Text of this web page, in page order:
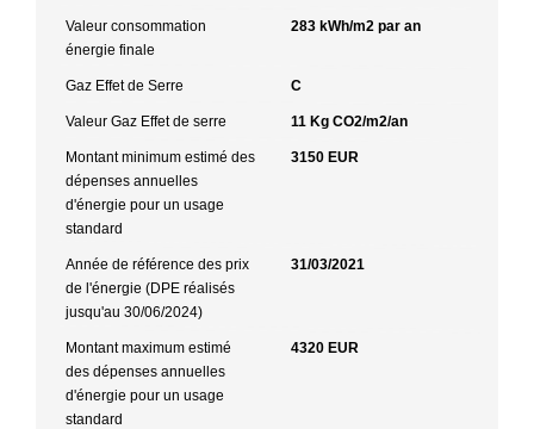
Valeur consommation
énergie finale
283 kWh/m2 par an
Gaz Effet de Serre C
Valeur Gaz Effet de serre 11 Kg CO2/m2/an
Montant minimum estimé des
dépenses annuelles
d'énergie pour un usage
standard
3150 EUR
Année de référence des prix
de l'énergie (DPE réalisés
jusqu'au 30/06/2024)
31/03/2021
Montant maximum estimé
des dépenses annuelles
d'énergie pour un usage
standard
4320 EUR